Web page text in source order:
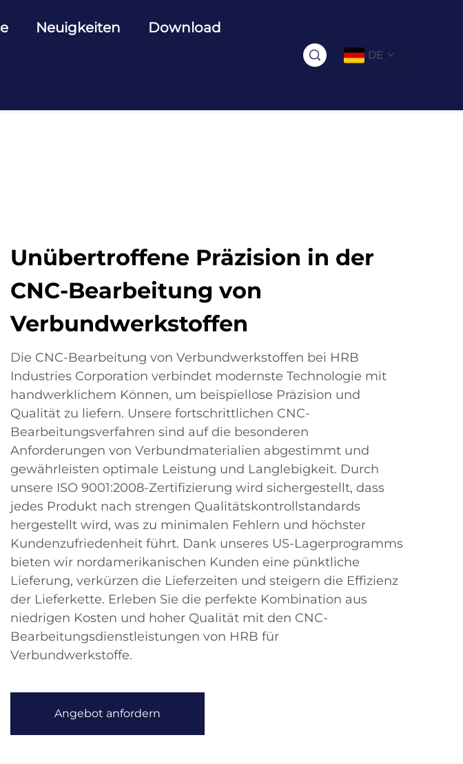
Neuigkeiten Download
DE
Unübertroffene Präzision in der
CNC-Bearbeitung von
Verbundwerkstoffen
Die CNC-Bearbeitung von Verbundwerkstoffen bei HRB
Industries Corporation verbindet modernste Technologie mit
handwerklichem Können, um beispiellose Präzision und
Qualität zu liefern. Unsere fortschrittlichen CNC-
Bearbeitungsverfahren sind auf die besonderen
Anforderungen von Verbundmaterialien abgestimmt und
gewährleisten optimale Leistung und Langlebigkeit. Durch
unsere ISO 9001:2008-Zertifizierung wird sichergestellt, dass
jedes Produkt nach strengen Qualitätskontrollstandards
hergestellt wird, was zu minimalen Fehlern und höchster
Kundenzufriedenheit führt. Dank unseres US-Lagerprogramms
bieten wir nordamerikanischen Kunden eine pünktliche
Lieferung, verkürzen die Lieferzeiten und steigern die Effizienz
der Lieferkette. Erleben Sie die perfekte Kombination aus
niedrigen Kosten und hoher Qualität mit den CNC-
Bearbeitungsdienstleistungen von HRB für
Verbundwerkstoffe.
Angebot anfordern